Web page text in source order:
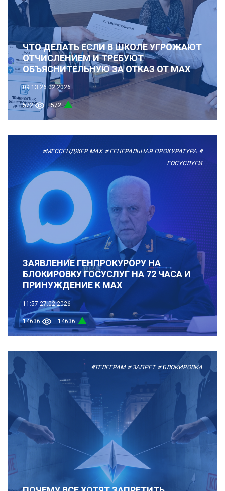
ЧТО ДЕЛАТЬ ЕСЛИ В ШКОЛЕ УГРОЖАЮТ
ОТЧИСЛЕНИЕМ И ТРЕБУЮТ
ОБЪЯСНИТЕЛЬНУЮ ЗА ОТКАЗ ОТ MAX
09:13 26.02.2026
572 572
#МЕССЕНДЖЕР MAX # ГЕНЕРАЛЬНАЯ ПРОКУРАТУРА #
ГОСУСЛУГИ
ЗАЯВЛЕНИЕ ГЕНПРОКУРОРУ НА
БЛОКИРОВКУ ГОСУСЛУГ НА 72 ЧАСА И
ПРИНУЖДЕНИЕ К MAX
11:57 27.02.2026
14636 14636
#ТЕЛЕГРАМ # ЗАПРЕТ # БЛОКИРОВКА